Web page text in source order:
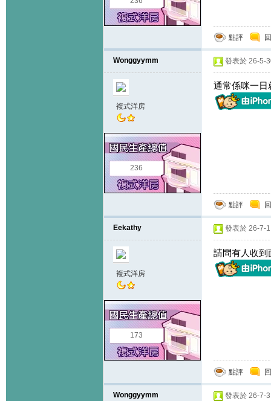
點評
Wonggyymm
複式洋房
236
發表於 26-5-
通常係咪一日
點評
Eekathy
複式洋房
173
發表於 26-7-
請問有人收到
點評
Wonggyymm 發表於 26-7-